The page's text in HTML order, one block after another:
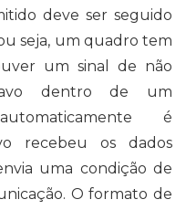
deve ser seguido
seja, um quadro tem
um sinal de não
dentro de um
é
recebeu os dados
uma condição de
O formato de